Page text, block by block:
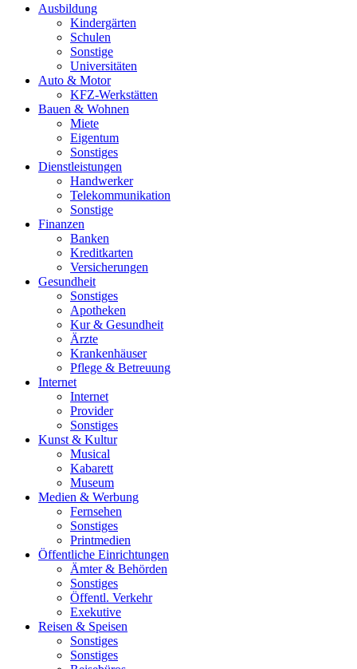
Ausbildung
Kindergärten
Schulen
Sonstige
Universitäten
Auto & Motor
KFZ-Werkstätten
Bauen & Wohnen
Miete
Eigentum
Sonstiges
Dienstleistungen
Handwerker
Telekommunikation
Sonstige
Finanzen
Banken
Kreditkarten
Versicherungen
Gesundheit
Sonstiges
Apotheken
Kur & Gesundheit
Ärzte
Krankenhäuser
Pflege & Betreuung
Internet
Internet
Provider
Sonstiges
Kunst & Kultur
Musical
Kabarett
Museum
Medien & Werbung
Fernsehen
Sonstiges
Printmedien
Öffentliche Einrichtungen
Ämter & Behörden
Sonstiges
Öffentl. Verkehr
Exekutive
Reisen & Speisen
Sonstiges
Sonstiges